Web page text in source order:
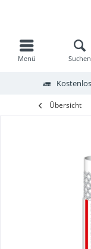
Menü Suchen
Übersicht